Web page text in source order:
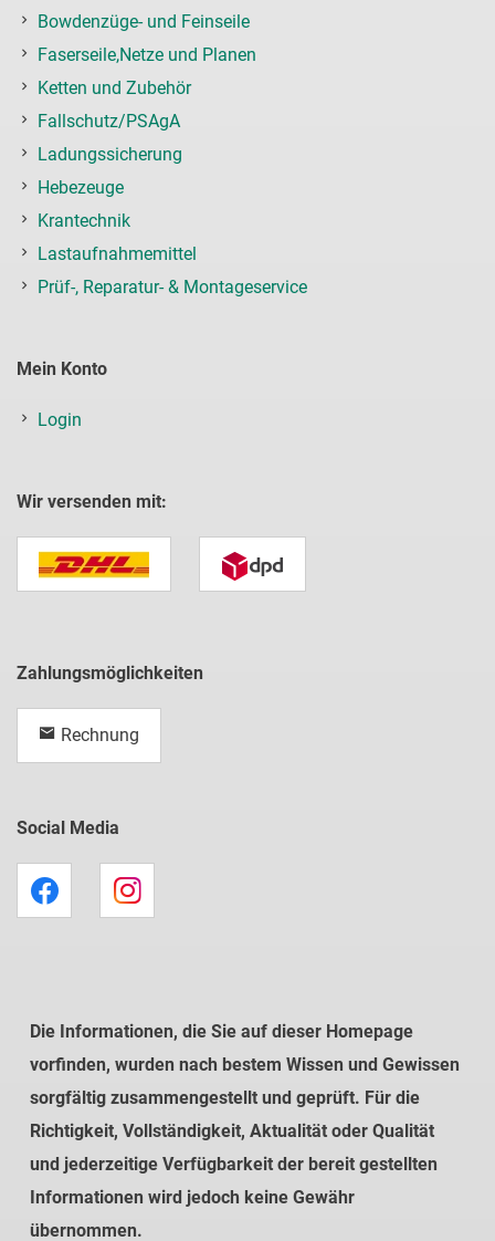
Bowdenzüge- und Feinseile
Faserseile,Netze und Planen
Ketten und Zubehör
Fallschutz/PSAgA
Ladungssicherung
Hebezeuge
Krantechnik
Lastaufnahmemittel
Prüf-, Reparatur- & Montageservice
Mein Konto
Login
Wir versenden mit:
Zahlungsmöglichkeiten
Rechnung
Social Media
Die Informationen, die Sie auf dieser Homepage
vorfinden, wurden nach bestem Wissen und Gewissen
sorgfältig zusammengestellt und geprüft. Für die
Richtigkeit, Vollständigkeit, Aktualität oder Qualität
und jederzeitige Verfügbarkeit der bereit gestellten
Informationen wird jedoch keine Gewähr
übernommen.